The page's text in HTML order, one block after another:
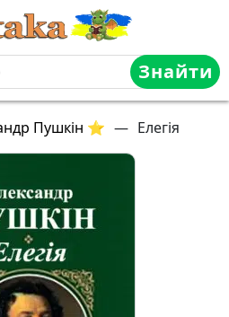
Знайти
Пушкін ⭐ — Елегія